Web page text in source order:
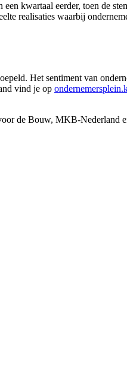
kwartaal eerder, toen de
realisaties waarbij
Het sentiment van
vind je op
de Bouw, MKB-Nederland